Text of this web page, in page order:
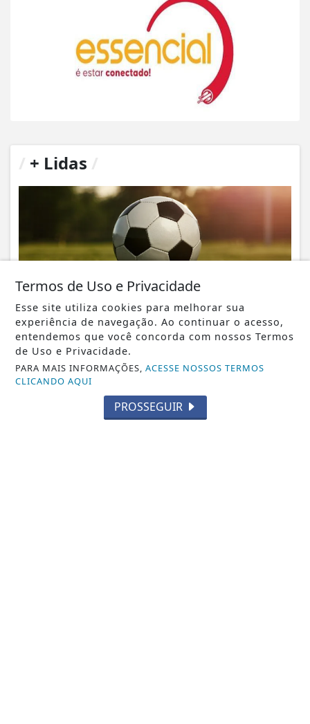
+ Lidas
NOTICIA EM DESTAQUE
Começa nesta sexta-feira as semifinais do
Campeonato Municipal de Futebol de
Italva
Notícia em Destaque
Termos de Uso e Privacidade
Esse site utiliza cookies para melhorar sua
experiência de navegação. Ao continuar o acesso,
entendemos que você concorda com nossos Termos
de Uso e Privacidade.
PARA MAIS INFORMAÇÕES,ACESSE NOSSOS TERMOS
CLICANDO AQUI
PROSSEGUIR